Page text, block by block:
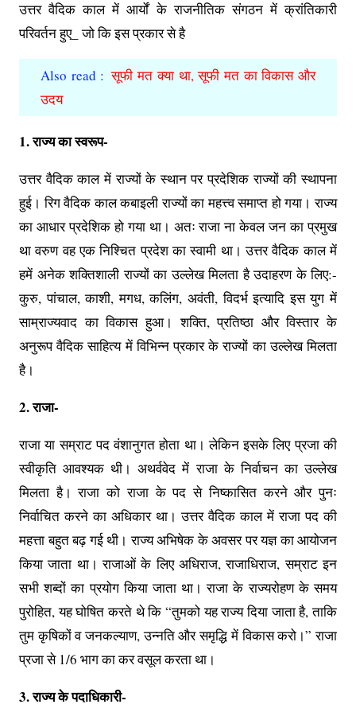
उत्तर वैदिक काल में आर्यों के राजनीतिक संगठन में क्रांतिकारी
परिवर्तन हुए_ जो कि इस प्रकार से है
Also read : सूफी मत क्या था, सूफी मत का विकास और
उदय
1. राज्य का स्वरूप-
उत्तर वैदिक काल में राज्यों के स्थान पर प्रदेशिक राज्यों की स्थापना
हुई। रिग वैदिक काल कबाइली राज्यों का महत्त्व समाप्त हो गया। राज्य
का आधार प्रदेशिक हो गया था। अतः राजा ना केवल जन का प्रमुख
था वरुण वह एक निश्चित प्रदेश का स्वामी था। उत्तर वैदिक काल में
हमें अनेक शक्तिशाली राज्यों का उल्लेख मिलता है उदाहरण के लिए:-
कुरु, पांचाल, काशी, मगध, कलिंग, अवंती, विदर्भ इत्यादि इस युग में
साम्राज्यवाद का विकास हुआ। शक्ति, प्रतिष्ठा और विस्तार के
अनुरूप वैदिक साहित्य में विभिन्न प्रकार के राज्यों का उल्लेख मिलता
है।
2. राजा-
राजा या सम्राट पद वंशानुगत होता था। लेकिन इसके लिए प्रजा की
स्वीकृति आवश्यक थी। अथर्ववेद में राजा के निर्वाचन का उल्लेख
मिलता है। राजा को राजा के पद से निष्कासित करने और पुनः
निर्वाचित करने का अधिकार था। उत्तर वैदिक काल में राजा पद की
महत्ता बहुत बढ़ गई थी। राज्य अभिषेक के अवसर पर यज्ञ का आयोजन
किया जाता था। राजाओं के लिए अधिराज, राजाधिराज, सम्राट इन
सभी शब्दों का प्रयोग किया जाता था। राजा के राज्यरोहण के समय
पुरोहित, यह घोषित करते थे कि “तुमको यह राज्य दिया जाता है, ताकि
तुम कृषिकों व जनकल्याण, उन्नति और समृद्धि में विकास करो।” राजा
प्रजा से 1/6 भाग का कर वसूल करता था।
3. राज्य के पदाधिकारी-